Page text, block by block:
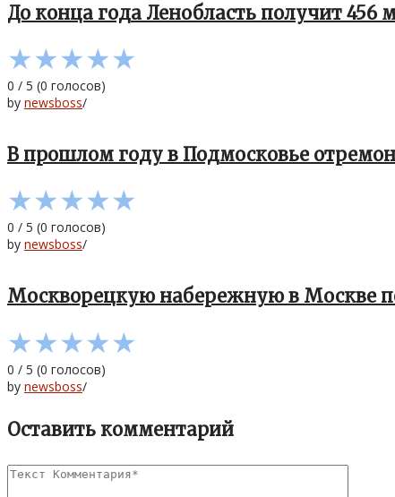
До конца года Ленобласть получит
★★★★★
0 / 5 (0 голосов)
by newsboss/
В прошлом году в Подмосковье
★★★★★
0 / 5 (0 голосов)
by newsboss/
Москворецкую набережную в Москве
★★★★★
0 / 5 (0 голосов)
by newsboss/
Оставить комментарий